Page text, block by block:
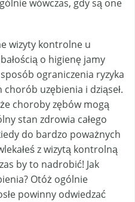
wówczas, gdy są one
wizyty kontrolne u
o higienę jamy
ograniczenia ryzyka
uzębienia i dziąseł.
choroby zębów mogą
stan zdrowia całego
do bardzo poważnych
z wizytą kontrolną
by to nadrobić! Jak
Otóż ogólnie
powinny odwiedzać